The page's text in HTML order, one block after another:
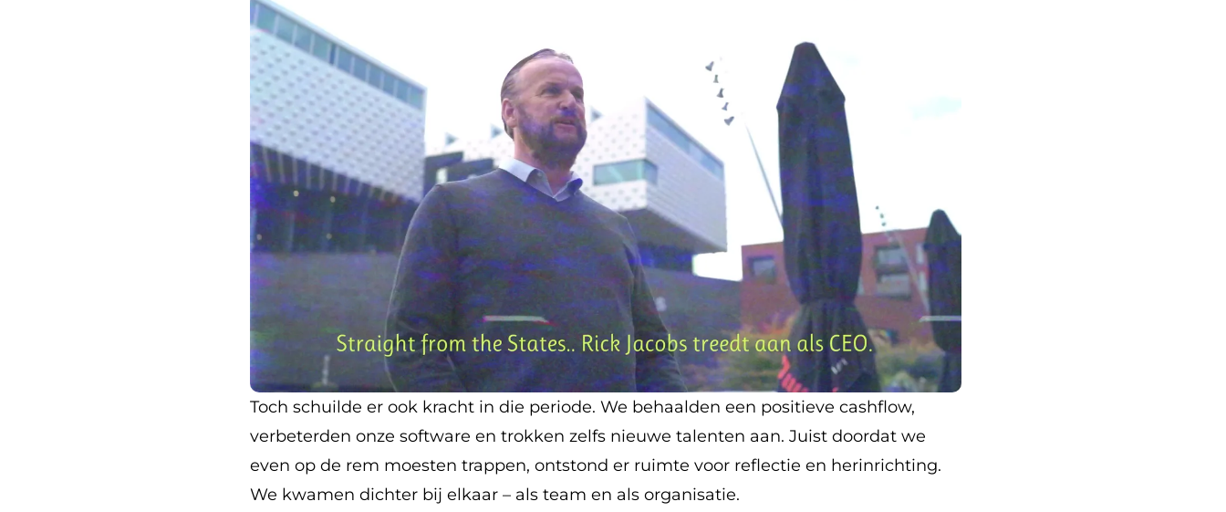
Toch schuilde er ook kracht in die periode. We behaalden een positieve cashflow,
verbeterden onze software en trokken zelfs nieuwe talenten aan. Juist doordat we
even op de rem moesten trappen, ontstond er ruimte voor reflectie en herinrichting.
We kwamen dichter bij elkaar – als team en als organisatie.